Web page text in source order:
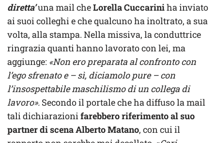
diretta’una mail cheLorella Cuccariniha inviato
ai suoi colleghi e che qualcuno ha inoltrato, a sua
volta, alla stampa. Nella missiva, la conduttrice
ringrazia quanti hanno lavorato con lei, ma
aggiunge: «Non ero preparata al confronto con
l’ego sfrenato e – sì, diciamolo pure – con
l’insospettabile maschilismo di un collega di
lavoro». Secondo il portale che ha diffuso la mail
tali dichiarazionifarebbero riferimento al suo
partner di scena Alberto Matano, con cui il